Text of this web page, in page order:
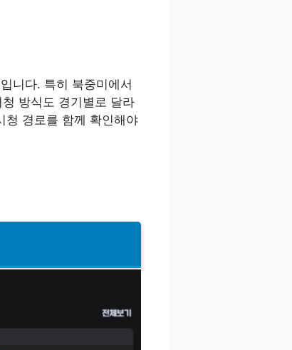
니다. 특히 북중미에서
방식도 경기별로 달라
청 경로를 함께 확인해야